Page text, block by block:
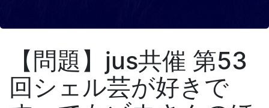
【問題】jus共催 第53
回シェル芸が好きで